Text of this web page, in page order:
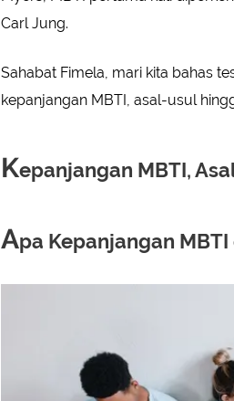
Carl Jung.
Sahabat Fimela, mari kita bahas
kepanjangan MBTI, asal-usul
Kepanjangan MBTI,
Apa Kepanjangan